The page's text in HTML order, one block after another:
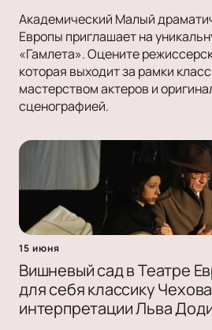
Академический Малый
Европы приглашает на
«Гамлета». Оцените
которая выходит за рамки
мастерством актеров и
сценографией.
15 июня
Вишневый сад в Театре
для себя классику
интерпретации Льва